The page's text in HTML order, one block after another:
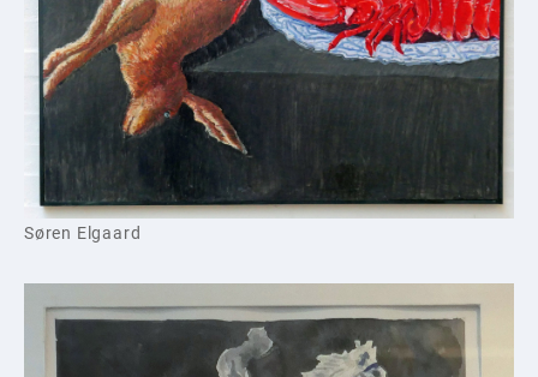
Søren Elgaard